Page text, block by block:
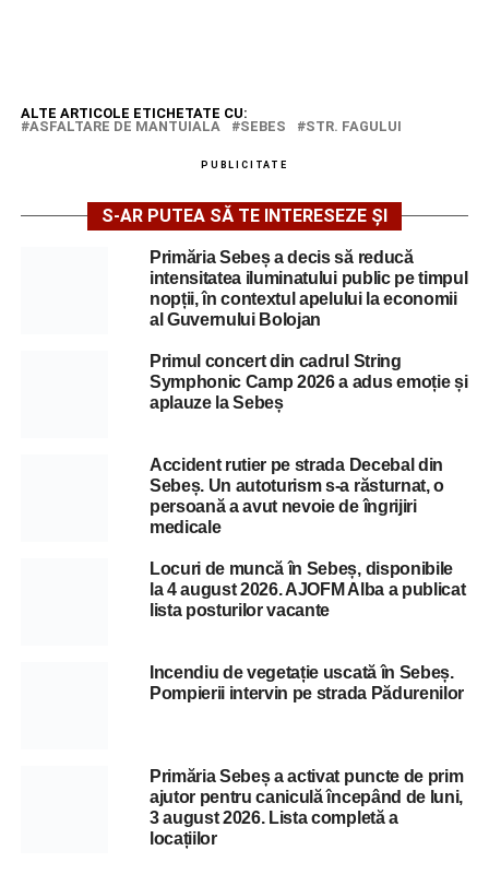
ALTE ARTICOLE ETICHETATE CU:
ASFALTARE DE MANTUIALA
SEBES STR. FAGULUI
PUBLICITATE
S-AR PUTEA SĂ TE INTERESEZE ȘI
Primăria Sebeș a decis să reducă
intensitatea iluminatului public pe timpul
nopții, în contextul apelului la economii
al Guvernului Bolojan
Primul concert din cadrul String
Symphonic Camp 2026 a adus emoție și
aplauze la Sebeș
Accident rutier pe strada Decebal din
Sebeș. Un autoturism s-a răsturnat, o
persoană a avut nevoie de îngrijiri
medicale
Locuri de muncă în Sebeș, disponibile
la 4 august 2026. AJOFM Alba a publicat
lista posturilor vacante
Incendiu de vegetație uscată în Sebeș.
Pompierii intervin pe strada Pădurenilor
Primăria Sebeș a activat puncte de prim
ajutor pentru caniculă începând de luni,
3 august 2026. Lista completă a
locațiilor